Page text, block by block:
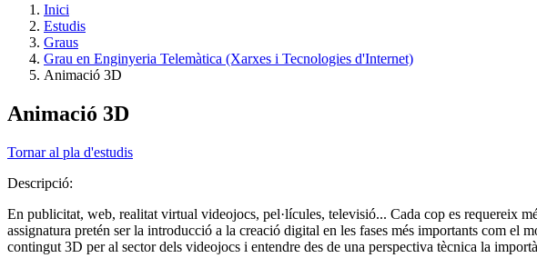
Inici
Estudis
Graus
Grau en Enginyeria Telemàtica (Xarxes i Tecnologies d'Internet)
Animació 3D
Animació 3D
Tornar al pla d'estudis
Descripció:
En publicitat, web, realitat virtual videojocs, pel·lícules, televisió... Cada cop es requereix
assignatura pretén ser la introducció a la creació digital en les fases més importants com el
contingut 3D per al sector dels videojocs i entendre des de una perspectiva tècnica la